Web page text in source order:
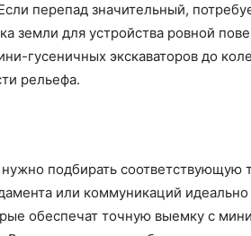
перепад значительный,
земли для устройства ровной
гусеничных экскаваторов до
рельефа.
подбирать соответствующую
или коммуникаций
обеспечат точную выемку с